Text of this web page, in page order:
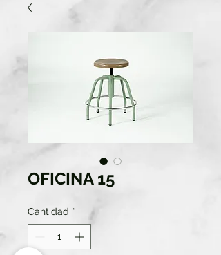
OFICINA 15
Cantidad *